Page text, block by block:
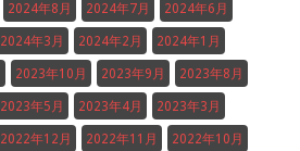
2024年8月 2024年7月 2024年6月
2024年3月 2024年2月 2024年1月
2023年10月 2023年9月 2023年8月
2023年5月 2023年4月 2023年3月
2022年12月 2022年11月 2022年10月